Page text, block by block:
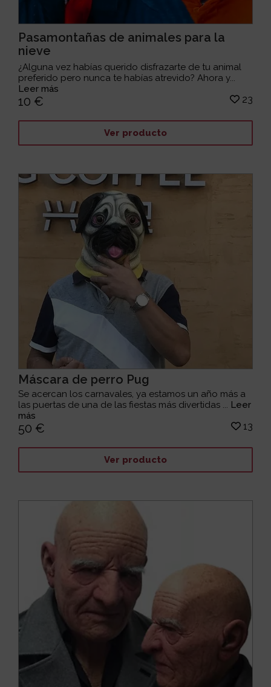
Pasamontañas de animales para la
nieve
¿Alguna vez habías querido disfrazarte de tu animal
preferido pero nunca te habías atrevido? Ahora y...
Leer más
10 € 23
Ver producto
Máscara de perro Pug
Se acercan los carnavales, ya estamos un año más a
las puertas de una de las fiestas más divertidas ... Leer
más
50 € 13
Ver producto